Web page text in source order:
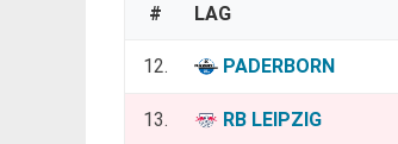
# LAG
12. PADERBORN
13. RB LEIPZIG